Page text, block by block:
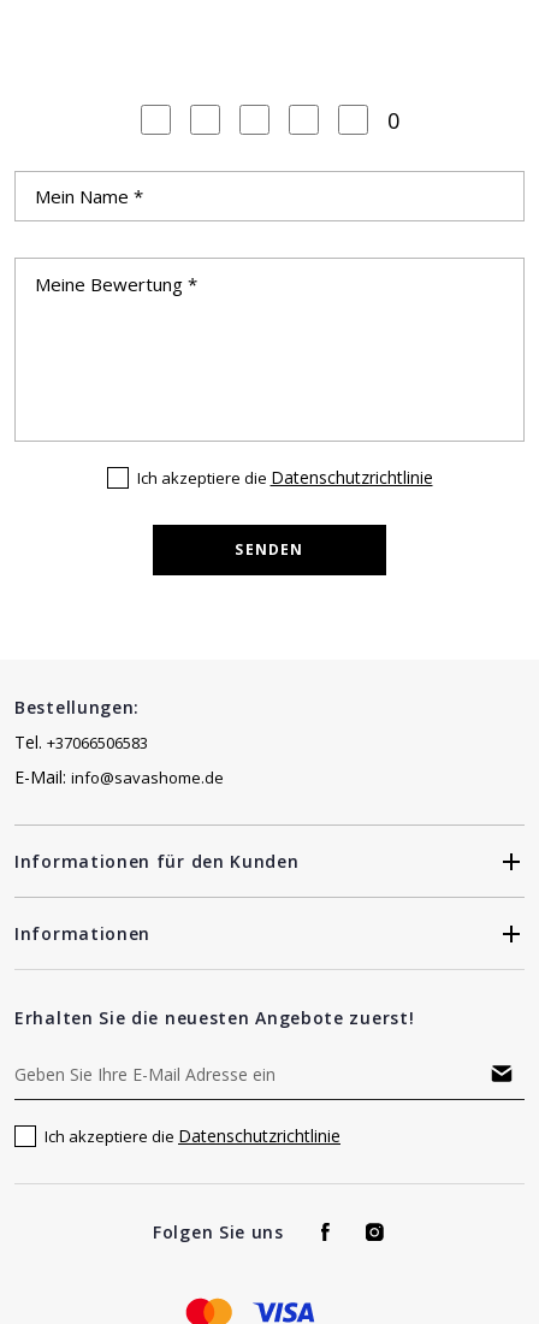
0
Ich akzeptiere die Datenschutzrichtlinie
SENDEN
Bestellungen:
Tel. +37066506583
E-Mail: info@savashome.de
Informationen für den Kunden
Informationen
Erhalten Sie die neuesten Angebote zuerst!
Ich akzeptiere die Datenschutzrichtlinie
Folgen Sie uns